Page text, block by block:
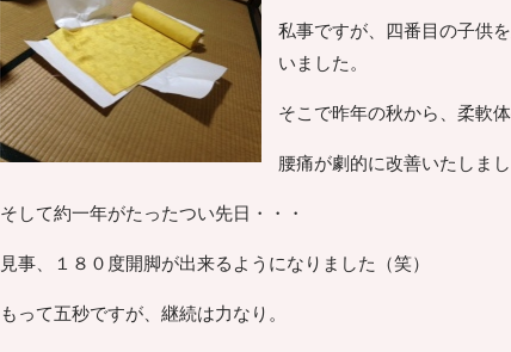
私事ですが、四番目の子供
いました。
そこで昨年の秋から、柔軟
腰痛が劇的に改善いたしまし
そして約一年がたったつい先日・・・
見事、１８０度開脚が出来るようになりました（笑）
もって五秒ですが、継続は力なり。